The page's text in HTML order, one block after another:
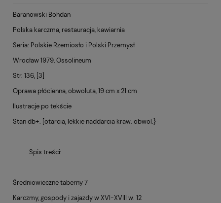
Baranowski Bohdan
Polska karczma, restauracja, kawiarnia
Seria: Polskie Rzemiosło i Polski Przemysł
Wrocław 1979, Ossolineum
Str. 136, [3]
Oprawa płócienna, obwoluta, 19 cm x 21 cm
Ilustracje po tekście
Stan db+. [otarcia, lekkie naddarcia kraw. obwol.}
Spis treści:
Średniowieczne taberny 7
Karczmy, gospody i zajazdy w XVI-XVIII w. 12